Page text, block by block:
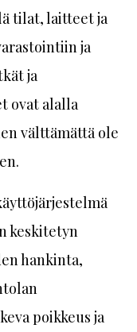
tilat, laitteet ja
ja
ja
ovat alalla
välttämättä ole
keskitetyn
hankinta,
poikkeus ja